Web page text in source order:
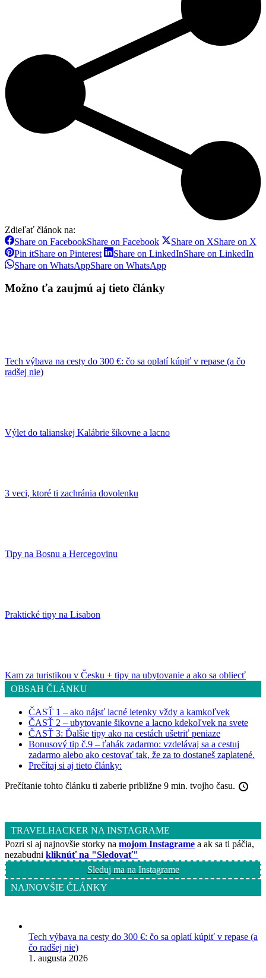
Zdieľať článok na:
Share on FacebookShare on Facebook Share on XShare on X
Pin itShare on Pinterest Share on LinkedInShare on LinkedIn
Share on WhatsAppShare on WhatsApp
Možno ťa zaujmú aj tieto články
Tech výbava na cesty do 300 €: čo sa oplatí kúpiť v repase (a čo
radšej nie)
Výlet do talianskej Kalábrie šikovne a lacno
3 veci, ktoré ti zachránia dovolenku
Tipy na Bosnu a Hercegovinu
Praktické tipy na Lisabon
Kam za turistikou v Česku + tipy na ubytovanie a ako sa obliecť
OBSAH ČLÁNKU
ČASŤ 1 – ako nájsť lacné letenky vždy a kamkoľvek
ČASŤ 2 – ubytovanie šikovne a lacno kdekoľvek na svete
ČASŤ 3: Ďalšie tipy ako na cestách ušetriť peniaze
Bonusový tip č.9 – ťahák zadarmo: vzdelávaj sa a cestuj
zadarmo alebo ako cestovať tak, že za to dostaneš zaplatené.
Prečítaj si aj tieto články:
Prečítanie tohto článku ti zaberie približne 9 min. tvojho času.
TRAVELHACKER NA INSTAGRAME
Pozri si aj najnovšie storky na mojom Instagrame a ak sa ti páčia,
nezabudni kliknúť na "Sledovať"
Sleduj ma na Instagrame
NAJNOVŠIE ČLÁNKY
Tech výbava na cesty do 300 €: čo sa oplatí kúpiť v repase (a
čo radšej nie)
1. augusta 2026